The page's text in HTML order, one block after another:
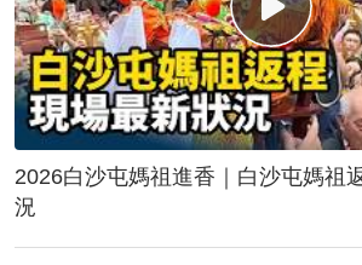
2026白沙屯媽祖進香｜白沙屯媽
況